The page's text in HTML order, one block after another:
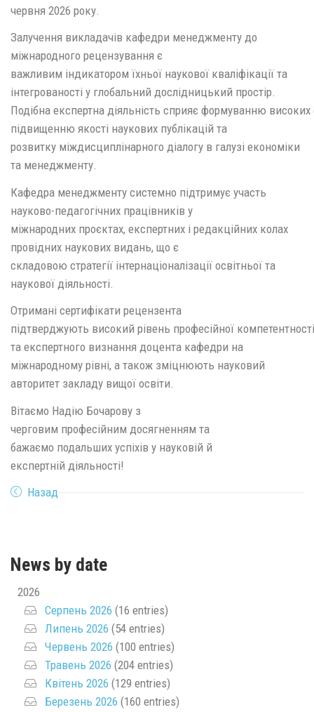
червня 2026 року.
Залучення викладачів кафедри менеджменту до
міжнародного рецензування є
важливим індикатором їхньої наукової кваліфікації та
інтегрованості у глобальний дослідницький простір.
Подібна експертна діяльність сприяє формуванню високих
підвищенню якості наукових публікацій та
розвитку міждисциплінарного діалогу в галузі економіки
та менеджменту.
Кафедра менеджменту системно підтримує участь
науково-педагогічних працівників у
міжнародних проєктах, експертних і редакційних колах
провідних наукових видань, що є
складовою стратегії інтернаціоналізації освітньої та
наукової діяльності.
Отримані сертифікати рецензента
підтверджують високий рівень професійної компетентності
та експертного визнання доцента кафедри на
міжнародному рівні, а також зміцнюють науковий
авторитет закладу вищої освіти.
Вітаємо Надію Бочарову з
черговим професійним досягненням та
бажаємо подальших успіхів у науковій й
експертній діяльності!
Назад
News by date
2026
Серпень 2026 (16 entries)
Липень 2026 (54 entries)
Червень 2026 (100 entries)
Травень 2026 (204 entries)
Квітень 2026 (129 entries)
Березень 2026 (160 entries)